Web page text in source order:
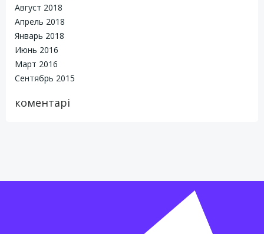
Август 2018
Апрель 2018
Январь 2018
Июнь 2016
Март 2016
Сентябрь 2015
коментарі